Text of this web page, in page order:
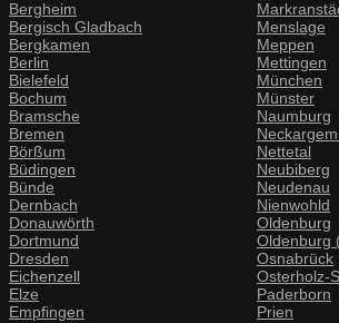
Bergheim
Bergisch Gladbach
Bergkamen
Berlin
Bielefeld
Bochum
Bramsche
Bremen
Börßum
Büdingen
Bünde
Dernbach
Donauwörth
Dortmund
Dresden
Eichenzell
Elze
Empfingen
Menslage
Meppen
Mettingen
München
Münster
Naumburg
Nettetal
Neubiberg
Neudenau
Nienwohld
Oldenburg
Oldenburg
Osnabrück
Osterholz-
Paderborn
Prien